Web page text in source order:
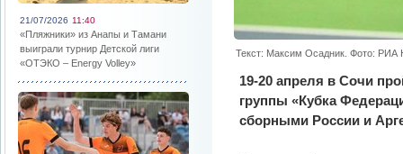
21/07/2026 11:40
«Пляжники» из Анапы и Тамани
выиграли турнир Детской лиги
«ОТЭКО – Energy Volley»
Текст: Максим Осадник. Фото: РИА
19-20 апреля в Сочи
группы «Кубка
сборными России и